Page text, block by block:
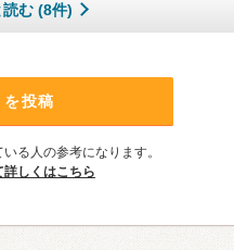
む (8件)
を投稿
る人の参考になります。
詳しくはこちら